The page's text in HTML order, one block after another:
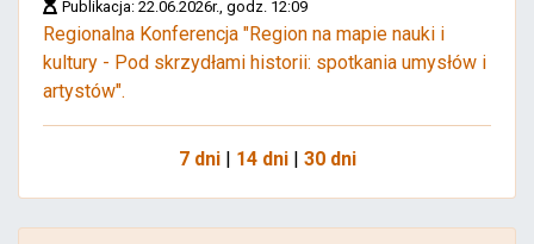
Publikacja: 22.06.2026r., godz. 12:09
Regionalna Konferencja "Region na mapie nauki i
kultury - Pod skrzydłami historii: spotkania umysłów i
artystów".
7 dni| 14 dni| 30 dni